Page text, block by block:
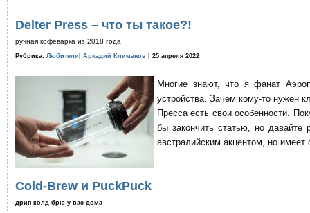
Delter Press – что ты такое?!
ручная кофеварка из 2018 года
Рубрика: Любители Аркадий Климанов | 25 апреля 2022
Многие знают, что я фанат
устройства. Зачем кому-то нужен
Пресса есть свои особенности.
бы закончить статью, но давайте
австралийским акцентом, но имеет
Cold-Brew и PuckPuck
дрип колд-брю у вас дома